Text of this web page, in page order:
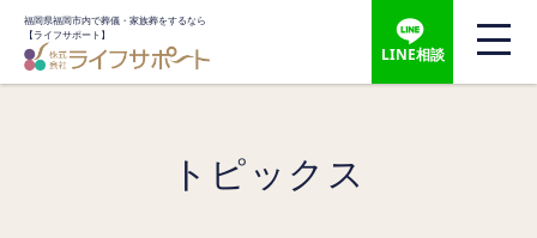
福岡県福岡市内で葬儀・家族葬をするなら
【ライフサポート】
LINE相談
トピックス